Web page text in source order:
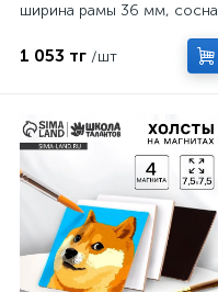
ширина рамы 36 мм, сосна
1 053 тг /шт